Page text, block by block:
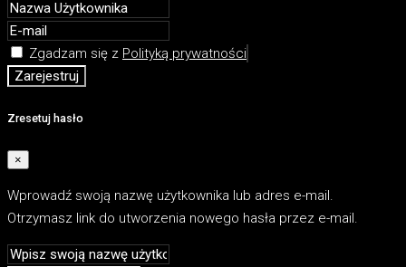
Zgadzam się z Polityką prywatności
Zarejestruj
Zresetuj hasło
×
Wprowadź swoją nazwę użytkownika lub adres e-mail.
Otrzymasz link do utworzenia nowego hasła przez e-mail.